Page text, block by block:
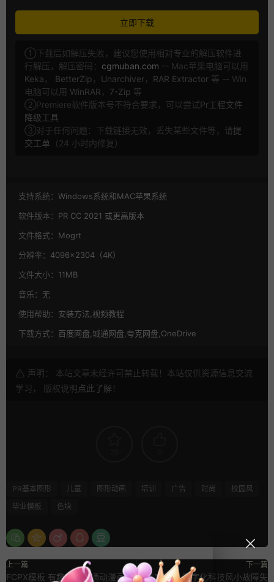
立即下载
①下载后如解压失败，建议您使用相对专业的解压软件进
行解压，解压密码： cgmuban.com -- Mac苹果电脑可以用
Keka ， BetterZip ， Unarchiver， RAR Extractor 等 -- Win
电脑可以用 WinRAR ， 7-Zip 等
②Premiere软件版本号不符合要求，可以尝试Pr工程文件
降级工具
③对于任何问题：下载链接无效，丢失某些文件等，请提
交工单 （24 小时内修复）
支持系统： Windows系统和MAC苹果系统
软件版本： PR CC 2021 或更高版本
文件格式： Mogrt
分辨率： 4096×2304（4K）
文件大小： 11MB
音乐： 无
使用帮助： 安装方法,视频教程
下载方式： 百度网盘,城通网盘,夸克网盘,OneDrive
声明： 本站文章未经许可禁止转载！本站仅供资源信息交流
学习， 版权说明点此了解 ！
PR基本图形 儿童 图形动画 培训 广告 时尚
校园风
毕业模板
色块
上一篇
FCPX模板 有趣趣味卡通动漫画
下一篇
pr文字特效 数字化科技风小故障失